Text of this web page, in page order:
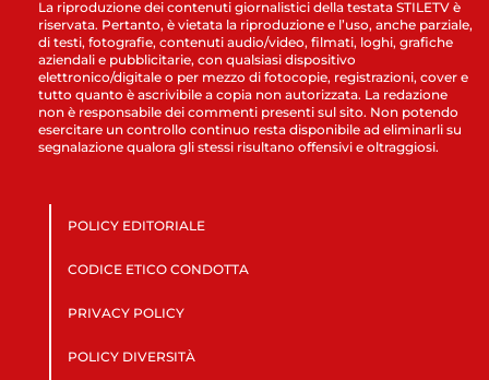
La riproduzione dei contenuti giornalistici della testata STILETV è
riservata. Pertanto, è vietata la riproduzione e l’uso, anche parziale,
di testi, fotografie, contenuti audio/video, filmati, loghi, grafiche
aziendali e pubblicitarie, con qualsiasi dispositivo
elettronico/digitale o per mezzo di fotocopie, registrazioni, cover e
tutto quanto è ascrivibile a copia non autorizzata. La redazione
non è responsabile dei commenti presenti sul sito. Non potendo
esercitare un controllo continuo resta disponibile ad eliminarli su
segnalazione qualora gli stessi risultano offensivi e oltraggiosi.
POLICY EDITORIALE
CODICE ETICO CONDOTTA
PRIVACY POLICY
POLICY DIVERSITÀ